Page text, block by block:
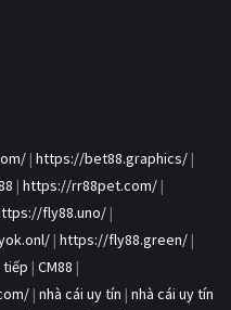
| https://bet88.graphics/ |
| https://rr88pet.com/ |
fly88.uno/ |
| https://fly88.green/ |
| CM88 |
| nhà cái uy tín | nhà cái uy tín